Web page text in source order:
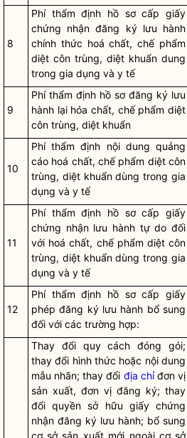
8
Phí thẩm định hồ sơ cấp giấy
chứng nhận đăng ký lưu hành
chính thức hoá chất, chế phẩm
diệt côn trùng, diệt khuẩn dung
trong gia dụng và y tế
9
Phí thẩm định hồ sơ đăng ký lưu
hành lại hóa chất, chế phẩm diệt
côn trùng, diệt khuẩn
10
Phí thẩm định nội dung quảng
cáo hoá chất, chế phẩm diệt côn
trùng, diệt khuẩn dùng trong gia
dụng và y tế
11
Phí thẩm định hồ sơ cấp giấy
chứng nhận lưu hành tự do đối
với hoá chất, chế phẩm diệt côn
trùng, diệt khuẩn dùng trong gia
dụng và y tế
12
Phí thẩm định hồ sơ cấp giấy
phép đăng ký lưu hành bổ sung
đối với các trường hợp:
Thay đổi quy cách đóng gói;
thay đổi hình thức hoặc nội dung
mẫu nhãn; thay đổi địa chỉđơn vị
sản xuất, đơn vị đăng ký; thay
đổiquyền sở hữu giấy chứng
nhận đăng ký lưu hành; bổ sung
cơ sở sản xuất mới ngoài cơ sở